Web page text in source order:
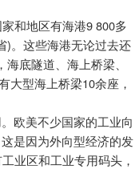
家和地区有海港9 800多
)。这些海港无论过去还
海底隧道、海上桥梁、
大型海上桥梁10余座，
欧美不少国家的工业向
是因为外向型经济的发
业区和工业专用码头，